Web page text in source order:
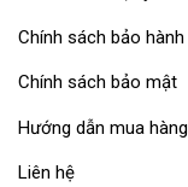
Chính sách bảo hành
Chính sách bảo mật
Hướng dẫn mua hàng
Liên hệ